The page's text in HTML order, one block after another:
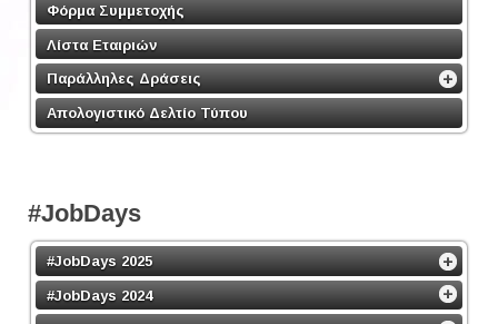
Φόρμα Συμμετοχής
Λίστα Εταιριών
Παράλληλες Δράσεις
Απολογιστικό Δελτίο Τύπου
#JobDays
#JobDays 2025
#JobDays 2024